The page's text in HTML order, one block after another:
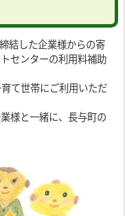
結した企業様からの寄
センターの利用料補助
て世帯にご利用いただ
様と一緒に、長与町の